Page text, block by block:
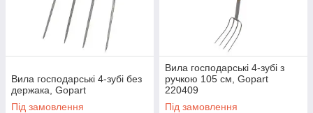
Вила господарські 4-зубі без
держака, Gopart
Під замовлення
Вила господарські 4-зубі з
ручкою 105 см, Gopart
220409
Під замовлення